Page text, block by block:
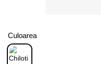
Culoarea